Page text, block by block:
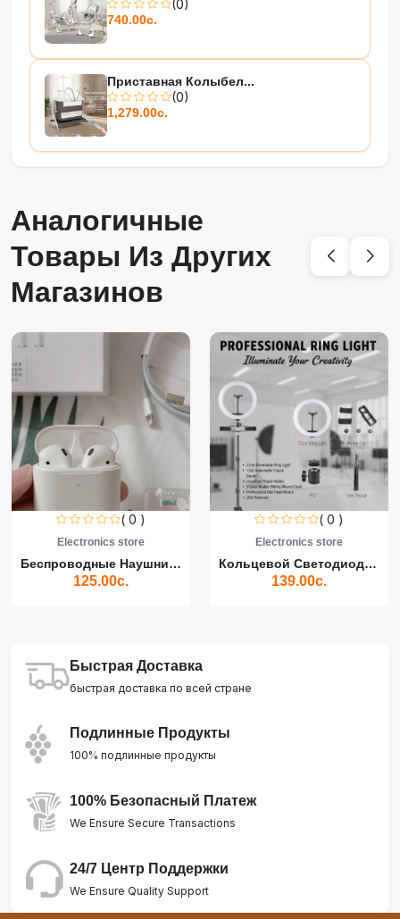
(0)
740.00с.
Приставная Колыбел...
(0)
1,279.00с.
Аналогичные
Товары Из Других
Магазинов
( 0 )
Electronics store
Беспроводные Наушники Air...
125.00с.
( 0 )
Electronics store
Кольцевой Светодиодный Св...
139.00с.
Быстрая Доставка
быстрая доставка по всей стране
Подлинные Продукты
100% подлинные продукты
100% Безопасный Платеж
We Ensure Secure Transactions
24/7 Центр Поддержки
We Ensure Quality Support